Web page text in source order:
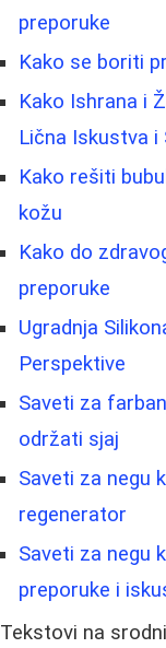
preporuke
Kako se boriti
Kako Ishrana i
Lična Iskustva i
Kako rešiti
kožu
Kako do
preporuke
Ugradnja
Perspektive
Saveti za
održati sjaj
Saveti za negu
regenerator
Saveti za negu
preporuke i
Tekstovi na